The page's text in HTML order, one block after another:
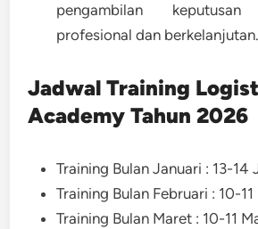
pengambilan
profesional dan berkelanjutan.
Jadwal Training
Academy Tahun 2026
Training Bulan Januari : 13-14
Training Bulan Februari : 10-
Training Bulan Maret : 10-11